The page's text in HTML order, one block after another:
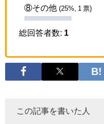
⑧その他 (25%, 1 票)
総回答者数: 1
この記事を書いた人